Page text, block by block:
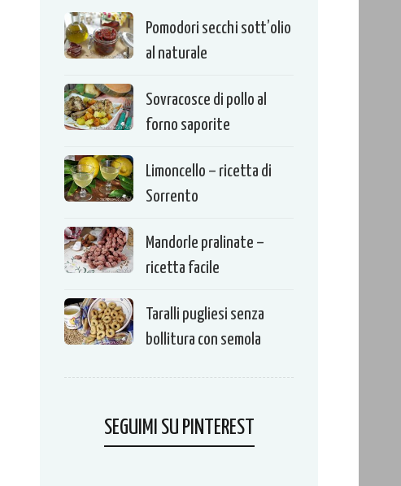
Pomodori secchi sott’olio
al naturale
Sovracosce di pollo al
forno saporite
Limoncello – ricetta di
Sorrento
Mandorle pralinate –
ricetta facile
Taralli pugliesi senza
bollitura con semola
SEGUIMI SU PINTEREST